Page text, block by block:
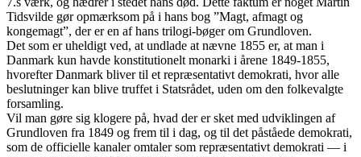
Tidsvilde gør opmærksom på i hans bog ”Magt, afmagt og
kongemagt”, der er en af hans trilogi-bøger om Grundloven.
Det som er uheldigt ved, at undlade at nævne 1855 er, at man i
Danmark kun havde konstitutionelt monarki i årene 1849-1855,
hvorefter Danmark bliver til et repræsentativt demokrati, hvor alle
beslutninger kan blive truffet i Statsrådet, uden om den folkevalgte
forsamling.
Vil man gøre sig klogere på, hvad der er sket med udviklingen af
Grundloven fra 1849 og frem til i dag, og til det påståede demokrati,
som de officielle kanaler omtaler som repræsentativt demokrati — i